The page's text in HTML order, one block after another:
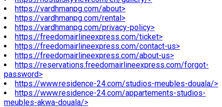
https://vardhmanpg.com/about>
https://vardhmanpg.com/rental>
https://vardhmanpg.com/privacy-policy>
https://freedomairlineexpress.com/ticket>
https://freedomairlineexpress.com/contact-us>
https://freedomairlineexpress.com/about-us>
https://reservations.freedomairlineexpress.com/forgot-
password>
https://www.residence-24.com/studios-meubles-douala/>
https://www.residence-24.com/appartements-studios-
meubles-akwa-douala/>